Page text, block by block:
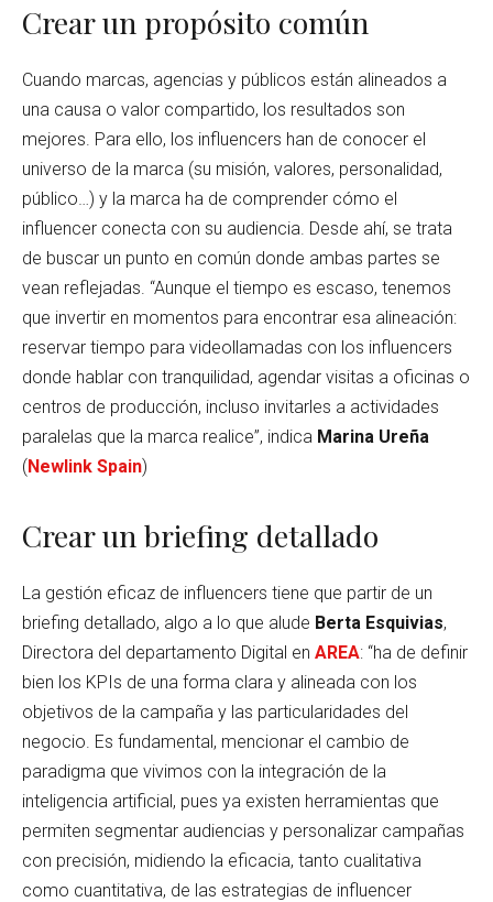
Crear un propósito común
Cuando marcas, agencias y públicos están alineados a
una causa o valor compartido, los resultados son
mejores. Para ello, los influencers han de conocer el
universo de la marca (su misión, valores, personalidad,
público…) y la marca ha de comprender cómo el
influencer conecta con su audiencia. Desde ahí, se trata
de buscar un punto en común donde ambas partes se
vean reflejadas. “Aunque el tiempo es escaso, tenemos
que invertir en momentos para encontrar esa alineación:
reservar tiempo para videollamadas con los influencers
donde hablar con tranquilidad, agendar visitas a oficinas o
centros de producción, incluso invitarles a actividades
paralelas que la marca realice”, indica Marina Ureña
(Newlink Spain)
Crear un briefing detallado
La gestión eficaz de influencers tiene que partir de un
briefing detallado, algo a lo que alude Berta Esquivias,
Directora del departamento Digital en AREA: “ha de definir
bien los KPIs de una forma clara y alineada con los
objetivos de la campaña y las particularidades del
negocio. Es fundamental, mencionar el cambio de
paradigma que vivimos con la integración de la
inteligencia artificial, pues ya existen herramientas que
permiten segmentar audiencias y personalizar campañas
con precisión, midiendo la eficacia, tanto cualitativa
como cuantitativa, de las estrategias de influencer